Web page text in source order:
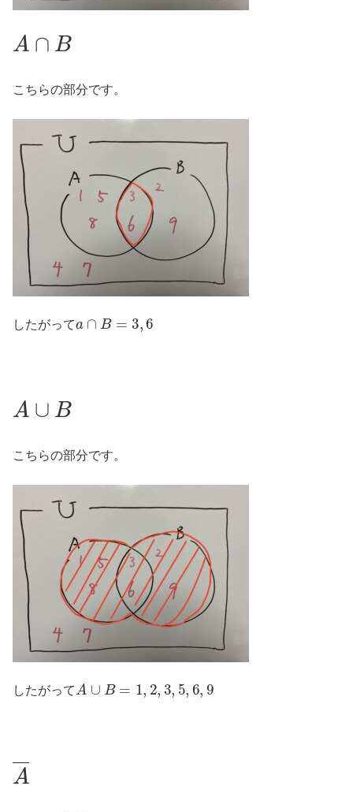
A ∩B
こちらの部分です。
したがって
∩ B= 6
A ∪ B
こちらの部分です。
したがって
A ∪ B= 2, 3,5 ,6 ,9
A―